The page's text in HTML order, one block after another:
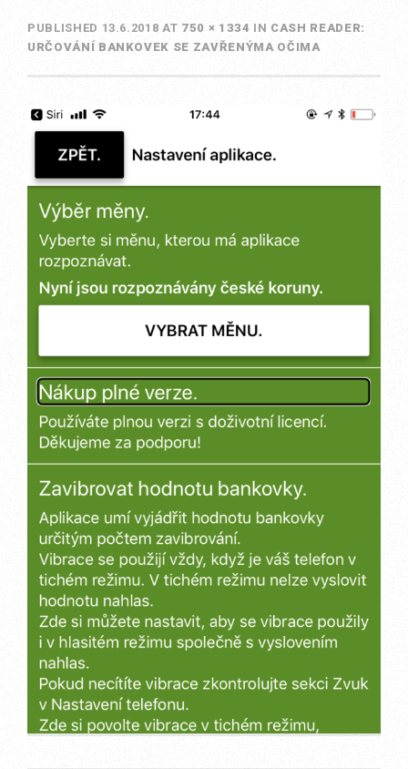
PUBLISHED 13.6.2018 AT 750 × 1334 IN CASH READER:
URČOVÁNÍ BANKOVEK SE ZAVŘENÝMA OČIMA